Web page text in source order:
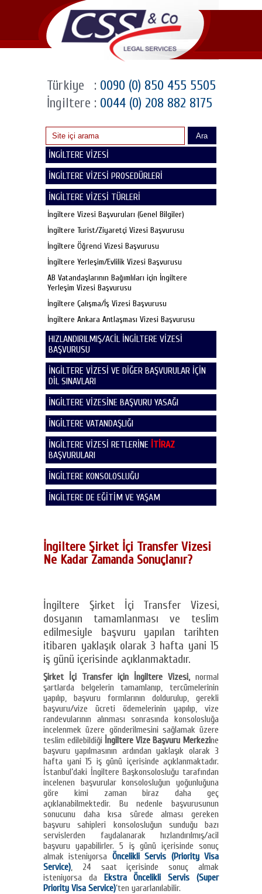
Türkiye : 0090 (0) 850 455 5505
İngiltere : 0044 (0) 208 882 8175
Ara
İNGİLTERE VİZESİ
İNGİLTERE VİZESİ PROSEDÜRLERİ
İNGİLTERE VİZESİ TÜRLERİ
İngiltere Vizesi Başvuruları (Genel Bilgiler)
İngiltere Turist/Ziyaretçi Vizesi Başvurusu
İngiltere Öğrenci Vizesi Başvurusu
İngiltere Yerleşim/Evlilik Vizesi Başvurusu
AB Vatandaşlarının Bağımlıları için İngiltere
Yerleşim Vizesi Başvurusu
İngiltere Çalışma/İş Vizesi Başvurusu
İngiltere Ankara Antlaşması Vizesi Başvurusu
HIZLANDIRILMIŞ/ACİL İNGİLTERE VİZESİ
BAŞVURUSU
İNGİLTERE VİZESİ VE DİĞER BAŞVURULAR İÇİN
DİL SINAVLARI
İNGİLTERE VİZESİNE BAŞVURU YASAĞI
İNGİLTERE VATANDAŞLIĞI
İNGİLTERE VİZESİ RETLERİNE İTİRAZ
BAŞVURULARI
İNGİLTERE KONSOLOSLUĞU
İNGİLTERE DE EĞİTİM VE YAŞAM
İngiltere Şirket İçi Transfer Vizesi
Ne Kadar Zamanda Sonuçlanır?
İngiltere Şirket İçi Transfer Vizesi,
dosyanın tamamlanması ve teslim
edilmesiyle başvuru yapılan tarihten
itibaren yaklaşık olarak 3 hafta yani 15
iş günü içerisinde açıklanmaktadır.
Şirket İçi Transfer için İngiltere Vizesi, normal
şartlarda belgelerin tamamlanıp, tercümelerinin
yapılıp, başvuru formlarının doldurulup, gerekli
başvuru/vize ücreti ödemelerinin yapılıp, vize
randevularının alınması sonrasında konsolosluğa
incelenmek üzere gönderilmesini sağlamak üzere
teslim edilebildiği İngiltere Vize Başvuru Merkezine
başvuru yapılmasının ardından yaklaşık olarak 3
hafta yani 15 iş günü içerisinde açıklanmaktadır.
İstanbul’daki İngiltere Başkonsolosluğu tarafından
incelenen başvurular konsolosluğun yoğunluğuna
göre kimi zaman biraz daha geç
açıklanabilmektedir. Bu nedenle başvurusunun
sonucunu daha kısa sürede alması gereken
başvuru sahipleri konsolosluğun sunduğu bazı
servislerden faydalanarak hızlandırılmış/acil
başvuru yapabilirler. 5 iş günü içerisinde sonuç
almak isteniyorsa Öncelikli Servis (Priority Visa
Service), 24 saat içerisinde sonuç almak
isteniyorsa da
Ekstra Öncelikli Servis (Super
Priority Visa Service)’ten yararlanılabilir.